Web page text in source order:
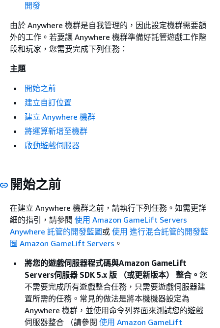
開發
由於 Anywhere 機群是自我管理的，因此設定機群需要額
外的工作。若要讓 Anywhere 機群準備好託管遊戲工作階
段和玩家，您需要完成下列任務：
主題
開始之前
建立自訂位置
建立 Anywhere 機群
將運算新增至機群
啟動遊戲伺服器
開始之前
在建立 Anywhere 機群之前，請執行下列任務。如需更詳
細的指引，請參閱 使用 Amazon GameLift Servers
Anywhere 託管的開發藍圖或 使用 進行混合託管的開發藍
圖 Amazon GameLift Servers 。
將您的遊戲伺服器程式碼與Amazon GameLift
Servers伺服器 SDK 5.x 版 （或更新版本） 整合。 您
不需要完成所有遊戲整合任務，只需要遊戲伺服器建
置所需的任務。常見的做法是將本機機器設定為
Anywhere 機群，並使用命令列界面來測試您的遊戲
伺服器整合 （請參閱 使用 Amazon GameLift